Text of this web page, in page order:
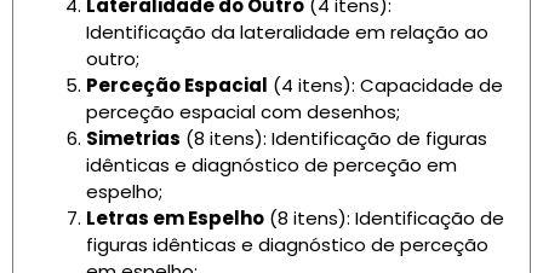
Identificação da lateralidade em relação ao
outro;
Perceção Espacial (4 itens): Capacidade de
perceção espacial com desenhos;
Simetrias (8 itens): Identificação de figuras
idênticas e diagnóstico de perceção em
espelho;
Letras em Espelho (8 itens): Identificação de
figuras idênticas e diagnóstico de perceção